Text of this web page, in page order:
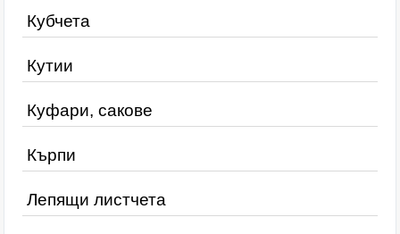
Кубчета
Кутии
Куфари, сакове
Кърпи
Лепящи листчета